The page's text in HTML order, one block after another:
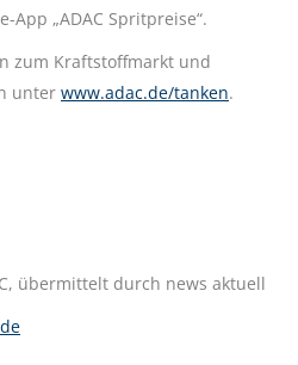
„ADAC Spritpreise“.
zum Kraftstoffmarkt und
unter www.adac.de/tanken.
übermittelt durch news aktuell